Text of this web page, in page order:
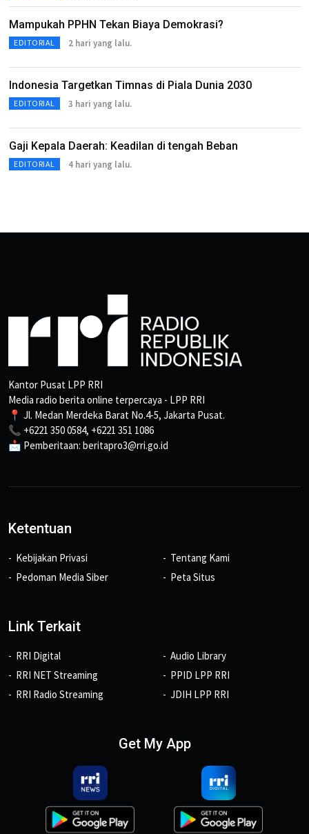
Mampukah PPHN Tekan Biaya Demokrasi?
EDITORIAL 2 hari yang lalu.
Indonesia Targetkan Timnas di Piala Dunia 2030
EDITORIAL 3 hari yang lalu.
Gaji Kepala Daerah: Keadilan di tengah Beban
EDITORIAL 4 hari yang lalu.
Kantor Pusat LPP RRI
Media radio berita online terpercaya - LPP RRI
📍 Jl. Medan Merdeka Barat No.4-5, Jakarta Pusat.
📞 +6221 350 0584, +6221 351 1086
📩 Pemberitaan: beritapro3@rri.go.id
Ketentuan
Kebijakan Privasi
Pedoman Media Siber
Tentang Kami
Peta Situs
Link Terkait
RRI Digital
RRI NET Streaming
RRI Radio Streaming
Audio Library
PPID LPP RRI
JDIH LPP RRI
Get My App